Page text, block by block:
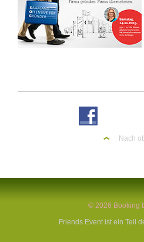
Nach
© 2026 Booking
Friends Event ist ein Teil